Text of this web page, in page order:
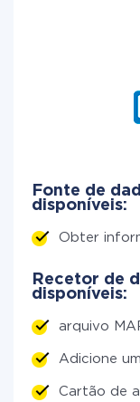
Fonte de
disponíveis:
Obter
Recetor de
disponíveis:
arquivo
Adicione
Cartão de